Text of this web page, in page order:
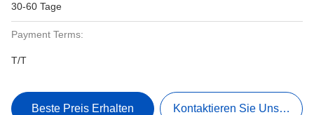
30-60 Tage
Payment Terms:
T/T
Beste Preis Erhalten Kontaktieren Sie Uns Jetzt